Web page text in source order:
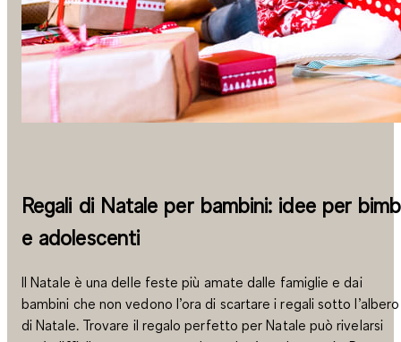
Regali di Natale per bambini: idee per
e adolescenti
Il Natale è una delle feste più amate dalle famiglie e dai
bambini che non vedono l’ora di scartare i regali sotto l’albero
di Natale. Trovare il regalo perfetto per Natale può rivelarsi